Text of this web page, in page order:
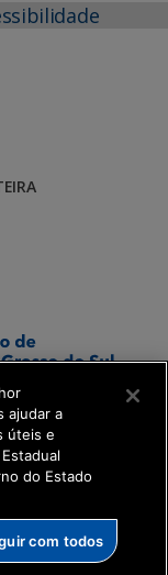
ajudar a
úteis e
do Estado
com todos